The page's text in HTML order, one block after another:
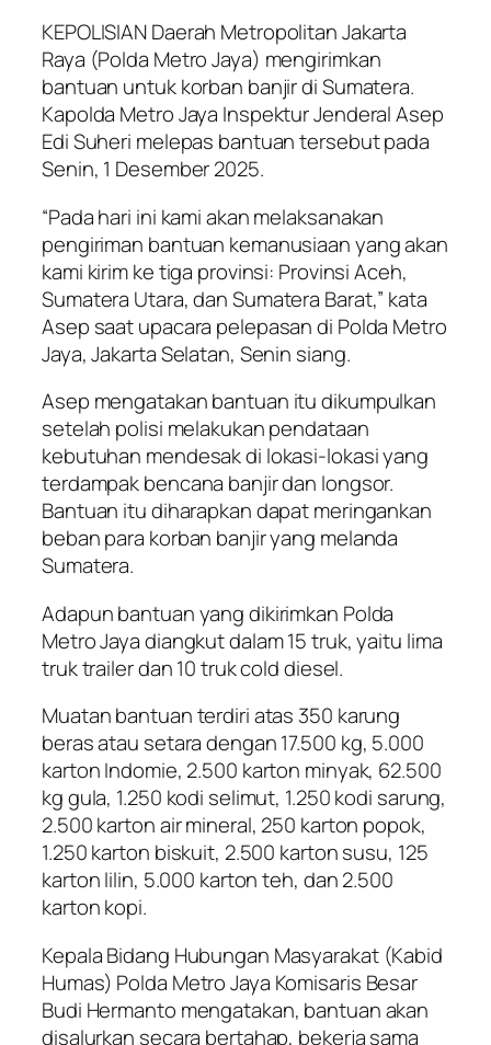
KEPOLISIAN Daerah Metropolitan Jakarta
Raya (Polda Metro Jaya) mengirimkan
bantuan untuk korban banjir di Sumatera.
Kapolda Metro Jaya Inspektur Jenderal Asep
Edi Suheri melepas bantuan tersebut pada
Senin, 1 Desember 2025.
“Pada hari ini kami akan melaksanakan
pengiriman bantuan kemanusiaan yang akan
kami kirim ke tiga provinsi: Provinsi Aceh,
Sumatera Utara, dan Sumatera Barat,” kata
Asep saat upacara pelepasan di Polda Metro
Jaya, Jakarta Selatan, Senin siang.
Asep mengatakan bantuan itu dikumpulkan
setelah polisi melakukan pendataan
kebutuhan mendesak di lokasi-lokasi yang
terdampak bencana banjir dan longsor.
Bantuan itu diharapkan dapat meringankan
beban para korban banjir yang melanda
Sumatera.
Adapun bantuan yang dikirimkan Polda
Metro Jaya diangkut dalam 15 truk, yaitu lima
truk trailer dan 10 truk cold diesel.
Muatan bantuan terdiri atas 350 karung
beras atau setara dengan 17.500 kg, 5.000
karton Indomie, 2.500 karton minyak, 62.500
kg gula, 1.250 kodi selimut, 1.250 kodi sarung,
2.500 karton air mineral, 250 karton popok,
1.250 karton biskuit, 2.500 karton susu, 125
karton lilin, 5.000 karton teh, dan 2.500
karton kopi.
Kepala Bidang Hubungan Masyarakat (Kabid
Humas) Polda Metro Jaya Komisaris Besar
Budi Hermanto mengatakan, bantuan akan
disalurkan secara bertahap, bekerja sama